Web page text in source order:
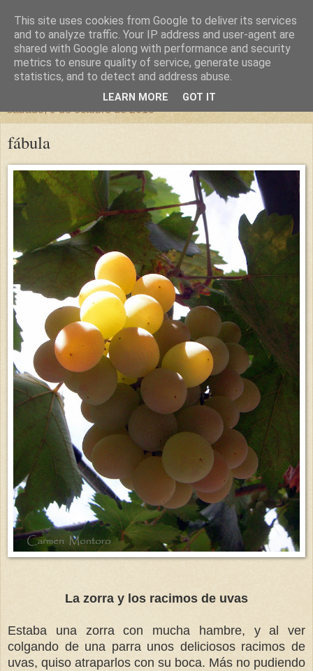
un sitio diferente
una casa para crecer, un castillo para soñar
sábado, 9 de octubre de 2010
fábula
La zorra y los racimos de uvas
Estaba una zorra con mucha hambre, y al ver
colgando de una parra unos deliciosos racimos de
uvas, quiso atraparlos con su boca. Más no pudiendo
This site uses cookies from Google to deliver its services
and to analyze traffic. Your IP address and user-agent are
shared with Google along with performance and security
metrics to ensure quality of service, generate usage
statistics, and to detect and address abuse.
LEARN MORE GOT IT